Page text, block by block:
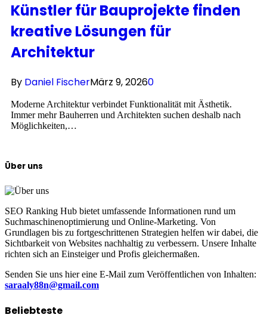
Künstler für Bauprojekte finden
kreative Lösungen für
Architektur
By Daniel FischerMärz 9, 20260
Moderne Architektur verbindet Funktionalität mit Ästhetik.
Immer mehr Bauherren und Architekten suchen deshalb nach
Möglichkeiten,…
Über uns
SEO Ranking Hub bietet umfassende Informationen rund um
Suchmaschinenoptimierung und Online-Marketing. Von
Grundlagen bis zu fortgeschrittenen Strategien helfen wir dabei, die
Sichtbarkeit von Websites nachhaltig zu verbessern. Unsere Inhalte
richten sich an Einsteiger und Profis gleichermaßen.
Senden Sie uns hier eine E-Mail zum Veröffentlichen von Inhalten:
saraaly88n@gmail.com
Beliebteste